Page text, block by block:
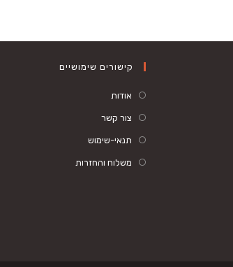
קישורים שימושיים
אודות
צור קשר
תנאי-שימוש
משלוח והחזרות